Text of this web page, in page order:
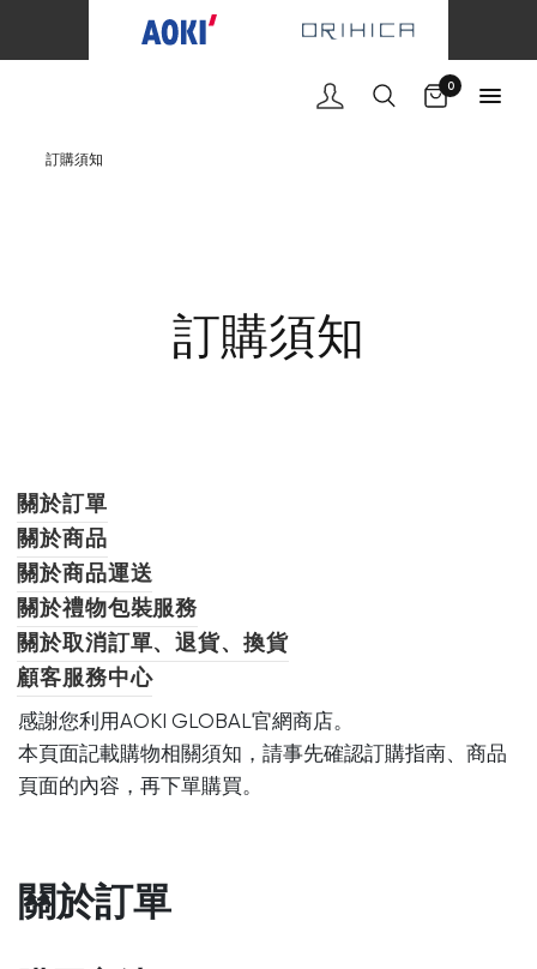
0
訂購須知
訂購須知
關於訂單
關於商品
關於商品運送
關於禮物包裝服務
關於取消訂單、退貨、換貨
顧客服務中心
感謝您利用AOKI GLOBAL官網商店。
本頁面記載購物相關須知，請事先確認訂購指南、商品
頁面的內容，再下單購買。
關於訂單
購物車